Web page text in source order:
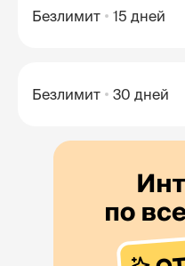
Безлимит 15 дней
Безлимит 30 дней